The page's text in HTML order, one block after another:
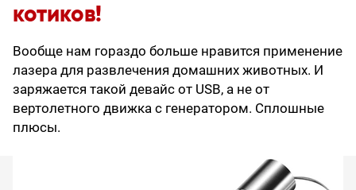
котиков!
Вообще нам гораздо больше нравится применение
лазера для развлечения домашних животных. И
заряжается такой девайс от USB, а не от
вертолетного движка с генератором. Сплошные
плюсы.